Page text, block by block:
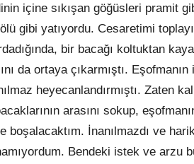
içine sıkışan göğüsleri pramit
gibi yatıyordu. Cesaretimi
bir bacağı koltuktan
da ortaya çıkarmıştı. Eşofmanın
heyecanlandırmıştı. Zaten
arasını sokup,
boşalacaktım. İnanılmazdı ve
Bendeki istek ve arzu